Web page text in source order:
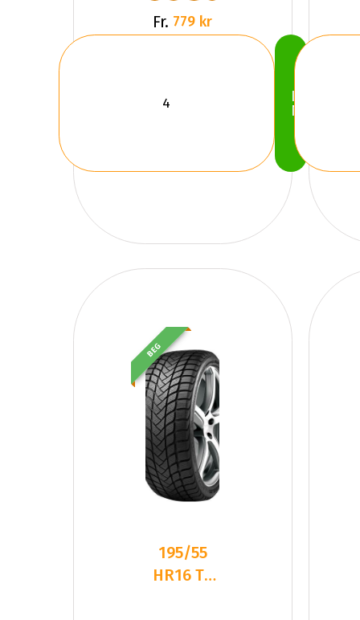
Fr. 779 kr
Köp
Nu
BEG
195/55
HR16 TL